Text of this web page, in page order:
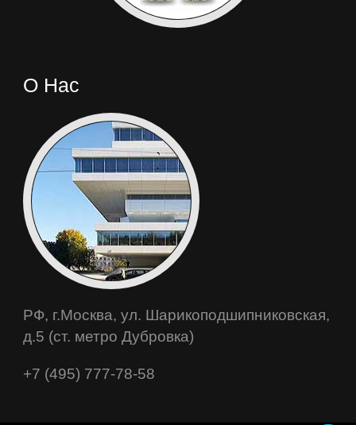
О Нас
РФ, г.Москва, ул. Шарикоподшипниковская,
д.5 (ст. метро Дубровка)
+7 (495) 777-78-58